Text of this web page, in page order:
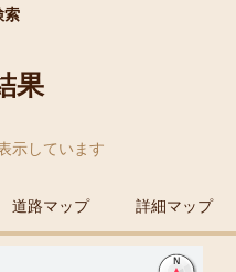
索
果
示しています
道路マップ 詳細マップ